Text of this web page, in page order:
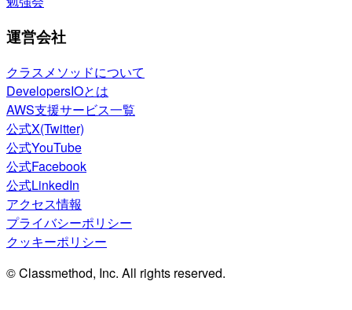
運営会社
クラスメソッドについて
DevelopersIOとは
AWS支援サービス一覧
公式X(Twitter)
公式YouTube
公式Facebook
公式LinkedIn
アクセス情報
プライバシーポリシー
クッキーポリシー
© Classmethod, Inc. All rights reserved.